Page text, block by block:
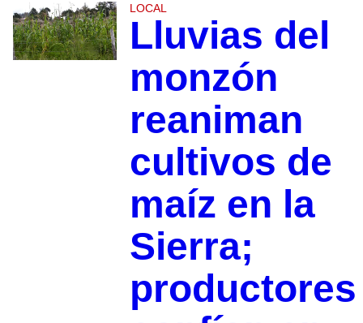
LOCAL
Lluvias del
monzón
reaniman
cultivos de
maíz en la
Sierra;
productores